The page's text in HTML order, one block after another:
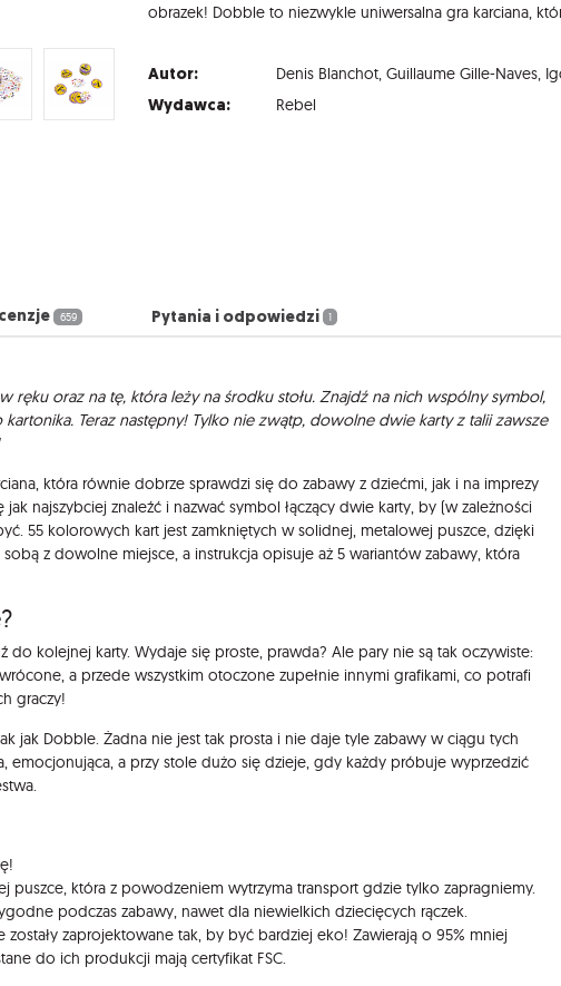
Autor: Denis Blanchot,Guillaume Gille-Naves,
Wydawca: Rebel
659 Pytania i odpowiedzi 1
ręku oraz na tę, która leży na środku stołu. Znajdź na nich wspólny symbol,
Teraz następny! Tylko nie zwątp, dowolne dwie karty z talii zawsze
która równie dobrze sprawdzi się do zabawy z dziećmi, jak i na imprezy
najszybciej znaleźć i nazwać symbol łączący dwie karty, by (w zależności
55 kolorowych kart jest zamkniętych w solidnej, metalowej puszce, dzięki
z dowolne miejsce, a instrukcja opisuje aż 5 wariantów zabawy, która
do kolejnej karty. Wydaje się proste, prawda? Ale pary nie są tak oczywiste:
a przede wszystkim otoczone zupełnie innymi grafikami, co potrafi
graczy!
jak Dobble. Żadna nie jest tak prosta i nie daje tyle zabawy w ciągu tych
emocjonująca, a przy stole dużo się dzieje, gdy każdy próbuje wyprzedzić
puszce, która z powodzeniem wytrzyma transport gdzie tylko zapragniemy.
podczas zabawy, nawet dla niewielkich dziecięcych rączek.
zaprojektowane tak, by być bardziej eko! Zawierają o 95% mniej
do ich produkcji mają certyfikat FSC.